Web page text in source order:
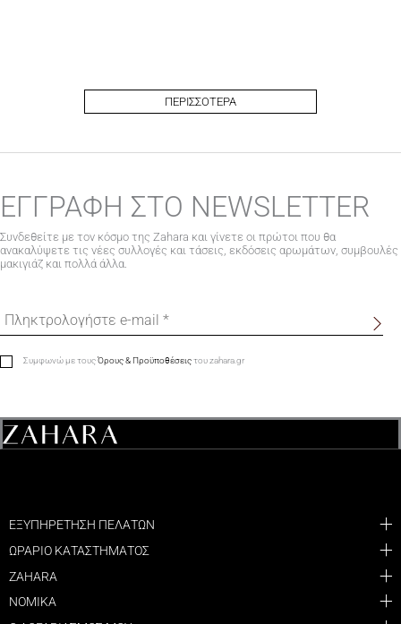
ΠΕΡΙΣΣΟΤΕΡΑ
ΕΓΓΡΑΦΗ ΣΤΟ NEWSLETTER
Συνδεθείτε με τον κόσμο της Zahara και γίνετε οι πρώτοι που θα
ανακαλύψετε τις νέες συλλογές και τάσεις, εκδόσεις αρωμάτων, συμβουλές
μακιγιάζ και πολλά άλλα.
Συμφωνώ με τουςΌρους & Προϋποθέσειςτου zahara.gr
ΕΞΥΠΗΡΕΤΗΣΗ ΠΕΛΑΤΩΝ
ΩΡΑΡΙΟ ΚΑΤΑΣΤΗΜΑΤΟΣ
ZAHARA
ΝΟΜΙΚΑ